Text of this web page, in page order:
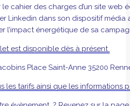
le cahier des charges d’un site web
Linkedin dans son dispositif
l’impact énergétique de sa
est disponible dès à présent
Place Saint-Anne 35200
les tarifs ainsi que les informations